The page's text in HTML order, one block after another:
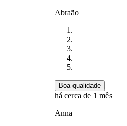
Abraão
Boa qualidade
há cerca de 1 mês
Anna